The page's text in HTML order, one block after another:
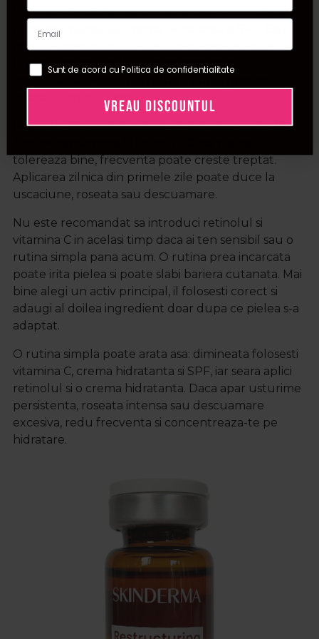
Vitamina C se foloseste de obicei dimineata, dupa
curatare, inainte de crema hidratanta si SPF. Este
potrivita pentru rutina de zi, deoarece sustine
luminozitatea tenului si ofera protectie
antioxidanta. Pentru rezultate bune, protectia
solara nu trebuie omisa.
Retinolul se foloseste seara, in cantitate mica, de 2-
tolereaza bine, frecventa poate creste treptat.
Aplicarea zilnica din primele zile poate duce la
uscaciune, roseata sau descuamare.
Nu este recomandat sa introduci retinolul si
vitamina C in acelasi timp daca ai ten sensibil sau o
rutina simpla pana acum. O rutina prea incarcata
poate irita pielea si poate slabi bariera cutanata. Mai
bine alegi un activ principal, il folosesti corect si
adaugi al doilea ingredient doar dupa ce pielea s-a
adaptat.
O rutina simpla poate arata asa: dimineata folosesti
vitamina C, crema hidratanta si SPF, iar seara aplici
retinolul si o crema hidratanta. Daca apar usturime
persistenta, roseata intensa sau descuamare
excesiva, redu frecventa si concentreaza-te pe
hidratare.
Sunt de acord cu Politica de confidentialitate
VREAU DISCOUNTUL